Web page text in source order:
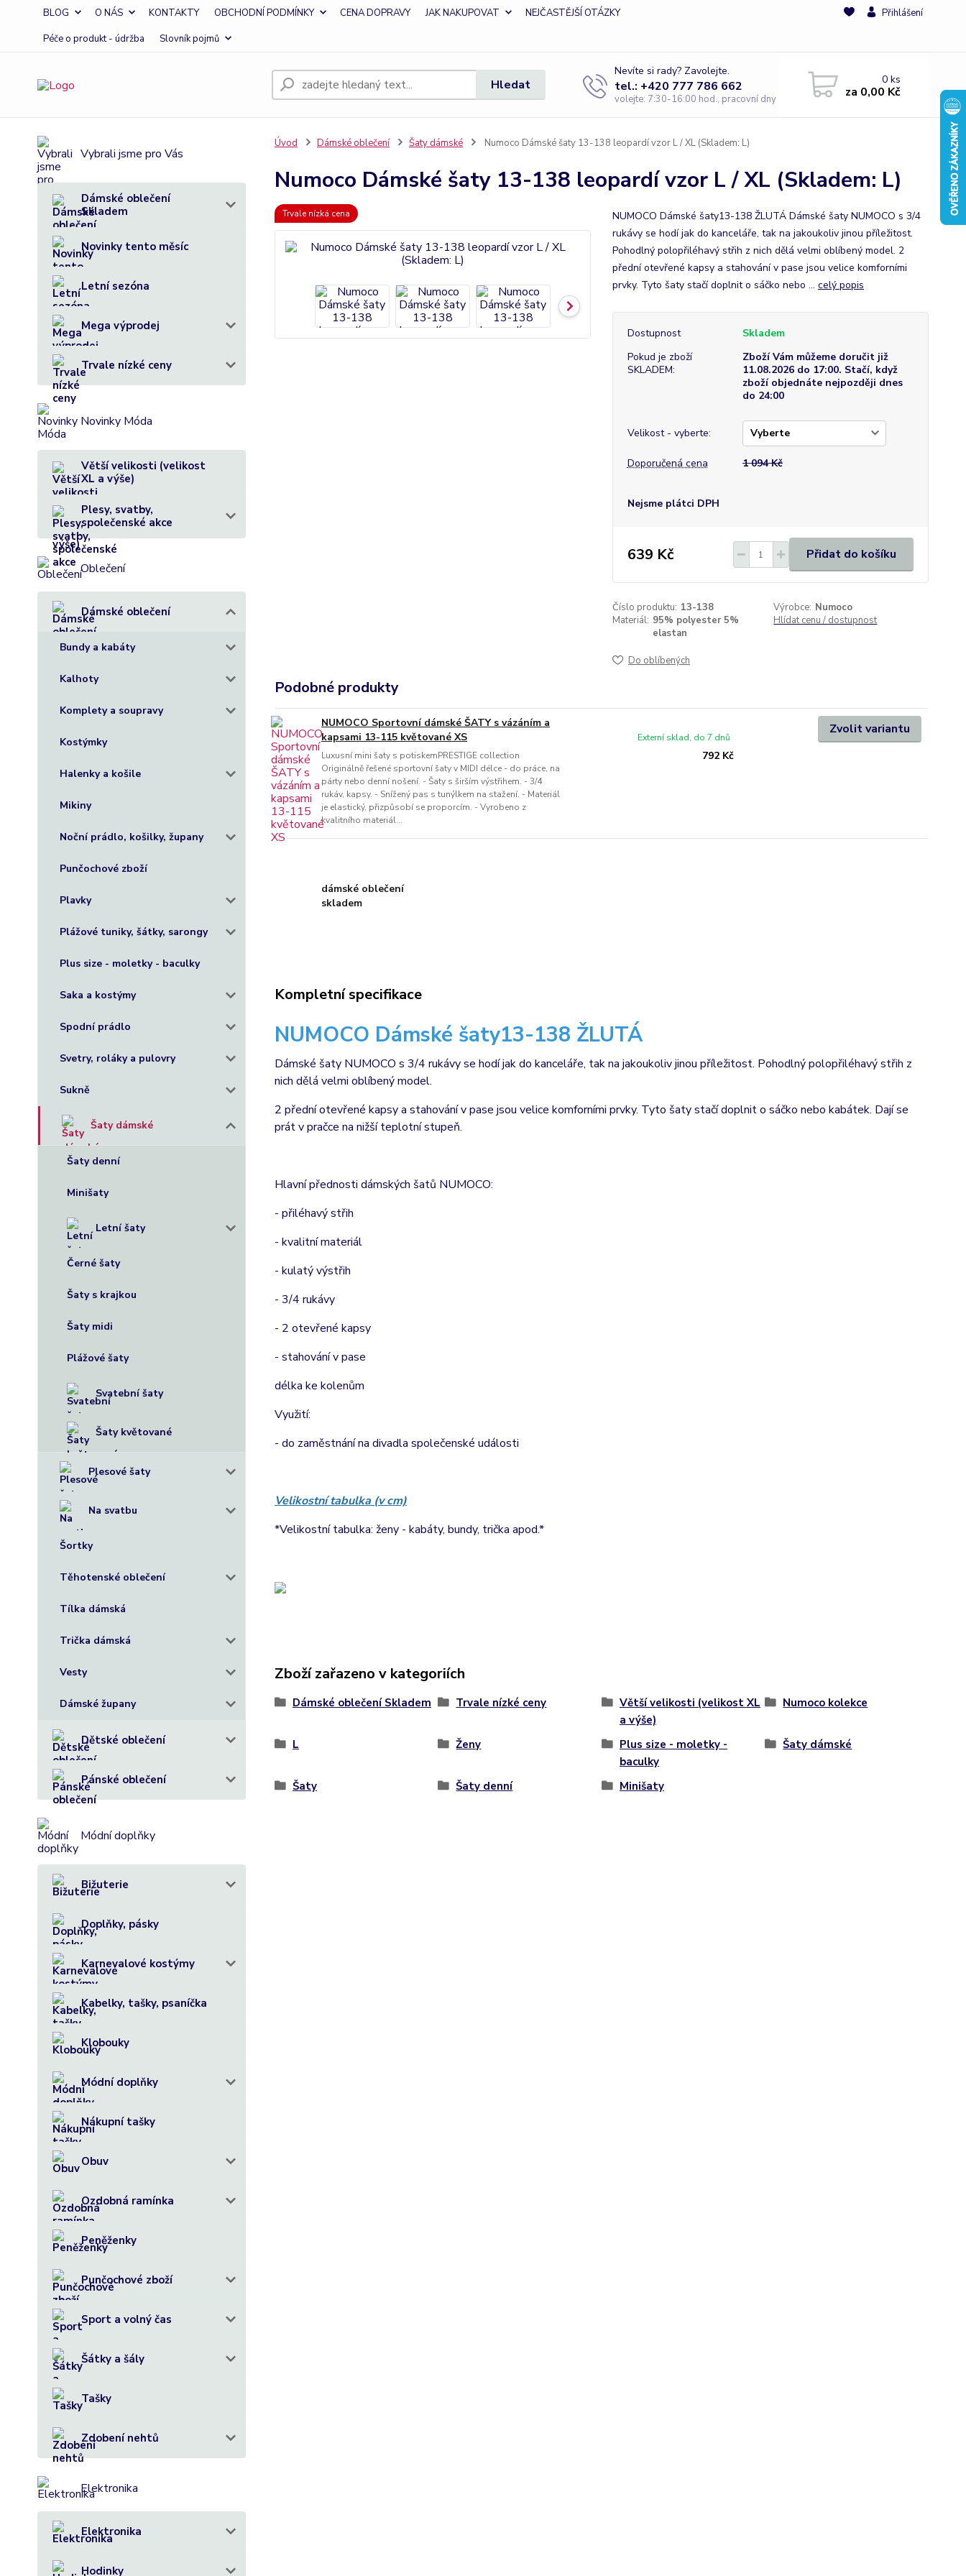
BLOG O NÁS KONTAKTY OBCHODNÍ PODMÍNKY CENA DOPRAVY JAK NAKUPOVAT
NEJČASTĚJŠÍ OTÁZKY
Péče o produkt - údržba
Slovník pojmů
Přihlášení
Hledat
Nevíte si rady? Zavolejte.
tel.: +420 777 786 662
volejte: 7:30-16:00 hod., pracovní dny
0ks
za 0,00 Kč
Vybrali jsme pro Vás
Dámské oblečení
Skladem
Novinky tento měsíc
Letní sezóna
Mega výprodej
Trvale nízké ceny
Novinky Móda
Větší velikosti (velikost
XL a výše)
Plesy, svatby,
společenské akce
Oblečení
Dámské oblečení
Bundy a kabáty
Kalhoty
Komplety a soupravy
Kostýmky
Halenky a košile
Mikiny
Noční prádlo, košilky, župany
Punčochové zboží
Plavky
Plážové tuniky, šátky, sarongy
Plus size - moletky - baculky
Saka a kostýmy
Spodní prádlo
Svetry, roláky a pulovry
Sukně
Šaty dámské
Šaty denní
Minišaty
Letní šaty
Černé šaty
Šaty s krajkou
Šaty midi
Plážové šaty
Svatební šaty
Šaty květované
Plesové šaty
Na svatbu
Šortky
Těhotenské oblečení
Tílka dámská
Trička dámská
Vesty
Dámské župany
Dětské oblečení
Pánské oblečení
Módní doplňky
Bižuterie
Doplňky, pásky
Karnevalové kostýmy
Kabelky, tašky, psaníčka
Klobouky
Módní doplňky
Nákupní tašky
Obuv
Ozdobná ramínka
Peněženky
Punčochové zboží
Sport a volný čas
Šátky a šály
Tašky
Zdobení nehtů
Elektronika
Elektronika
Hodinky
Úvod Dámské oblečení Šaty dámské Numoco Dámské šaty 13-138 leopardí vzor L / XL (Skladem: L)
Numoco Dámské šaty 13-138 leopardí vzor L / XL (Skladem: L)
Trvale nízká cena
NUMOCO Dámské šaty13-138 ŽLUTÁ Dámské šaty NUMOCO s 3/4
rukávy se hodí jak do kanceláře, tak na jakoukoliv jinou příležitost.
Pohodlný polopřiléhavý střih z nich dělá velmi oblíbený model. 2
přední otevřené kapsy a stahování v pase jsou velice komforními
prvky. Tyto šaty stačí doplnit o sáčko nebo ... celý popis
Dostupnost
Skladem
Pokud je zboží
SKLADEM:
Zboží Vám můžeme doručit již
11.08.2026 do 17:00. Stačí, když
zboží objednáte nejpozději dnes
do 24:00
Velikost - vyberte:
Doporučená cena 1 094 Kč
Nejsme plátci DPH
639 Kč Přidat do košíku
Číslo produktu: 13-138 Výrobce: Numoco
Materiál: 95% polyester 5%
elastan
Hlídat cenu / dostupnost
Do oblíbených
Podobné produkty
NUMOCO Sportovní dámské ŠATY s vázáním a
kapsami 13-115 květované XS
Luxusní mini šaty s potiskemPRESTIGE collection
Originálně řešené sportovní šaty v MIDI délce - do práce, na
párty nebo denní nošení. - Šaty s širším výstřihem. - 3/4
rukáv, kapsy. - Snížený pas s tunýlkem na stažení. - Materiál
je elastický, přizpůsobí se proporcím. - Vyrobeno z
kvalitního materiál...
792 Kč
Externí sklad, do 7 dnů
Zvolit variantu
dámské oblečení
skladem
Kompletní specifikace
NUMOCO Dámské šaty13-138 ŽLUTÁ
Dámské šaty NUMOCO s 3/4 rukávy se hodí jak do kanceláře, tak na jakoukoliv jinou příležitost. Pohodlný polopřiléhavý střih z
nich dělá velmi oblíbený model.
2 přední otevřené kapsy a stahování v pase jsou velice komforními prvky. Tyto šaty stačí doplnit o sáčko nebo kabátek. Dají se
prát v pračce na nižší teplotní stupeň.
Hlavní přednosti dámských šatů NUMOCO:
- přiléhavý střih
- kvalitní materiál
- kulatý výstřih
- 3/4 rukávy
- 2 otevřené kapsy
- stahování v pase
délka ke kolenům
Využití:
- do zaměstnání na divadla společenské události
Velikostní tabulka (v cm)
*Velikostní tabulka: ženy - kabáty, bundy, trička apod.*
Zboží zařazeno v kategoriích
Dámské oblečení Skladem Trvale nízké ceny
Větší velikosti (velikost XL
a výše)
Numoco kolekce
L Ženy
Plus size - moletky -
baculky
Šaty dámské
Šaty Šaty denní Minišaty